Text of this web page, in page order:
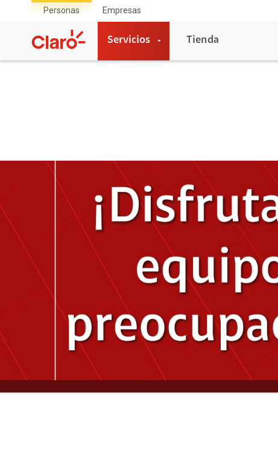
Personas Empresas
Servicios
UPDATE
Planes Multilineas
Planes Familiares
Planes Familiares Sin Contrato
Pospago Sin Contrato
Prepago
Internet Móvil
Comunidad Sorda
Protección Claro
Cámbiate a Claro
Phishing
Galaxy AI
Tienda